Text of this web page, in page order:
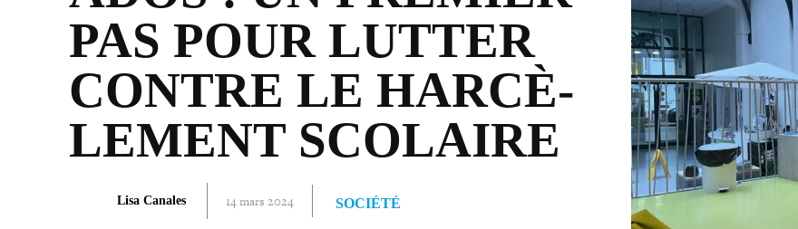
PAS POUR LUTTER
CONTRE LE HAR­CÈ­
LE­MENT SCOLAIRE
Lisa Canales 14 mars 2024 SOCIÉTÉ